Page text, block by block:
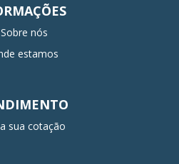
Sobre nós
estamos
sua cotação